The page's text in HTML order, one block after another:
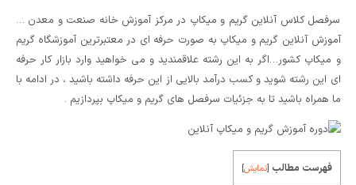
سرفصل کلاس آنلاین گریم و میکاپ در مرکز آموزش خانه صنعت و معدن …
آموزش آنلاین گریم و میکاپ به صورت حرفه ای در معتبرترین آموزشگاه گریم
و میکاپ کشور…اگر به این رشته علاقمندید و می خواهید وارد بازار کار حرفه
ای این رشته شوید و کسب درآمد بالایی از این حرفه داشته باشید ، در ادامه با
ما همراه باشید تا به جزئیات سرفصل های گریم و میکاپ بپردازیم .
فهرست مطالب [نمایش]